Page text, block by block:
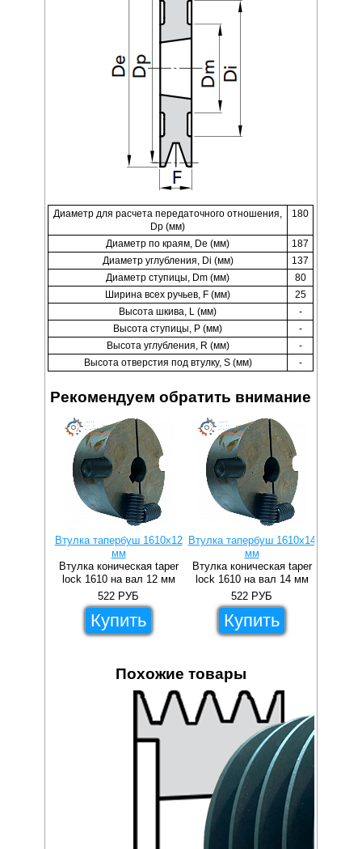
Диаметр для расчета передаточного отношения,
Dp (мм)
180
Диаметр по краям, De (мм)
187
Диаметр углубления, Di (мм)
137
Диаметр ступицы, Dm (мм)
80
Ширина всех ручьев, F (мм)
25
Высота шкива, L (мм)
-
Высота ступицы, P (мм)
-
Высота углубления, R (мм)
-
Высота отверстия под втулку, S (мм)
-
Рекомендуем обратить внимание
Втулка тапербуш 1610x12
мм
Втулка коническая taper
lock 1610 на вал 12 мм
522 РУБ
Купить
Втулка тапербуш 1610x14
мм
Втулка коническая taper
lock 1610 на вал 14 мм
522 РУБ
Купить
Похожие товары